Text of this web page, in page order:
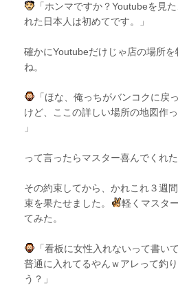
「ホンマですか？Youtubeを見
れた日本人は初めてです。」
確かにYoutubeだけじゃ店の場所
ね。
「ほな、俺っちがバンコクに戻
けど、ここの詳しい場所の地図作
」
って言ったらマスター喜んでくれた
その約束してから、かれこれ３週
束を果たせました。
軽くマスタ
てみた。
「看板に女性入れないって書い
普通に入れてるやんｗアレって釣
う？」